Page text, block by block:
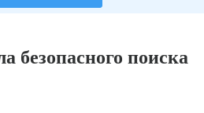
безопасного поиска